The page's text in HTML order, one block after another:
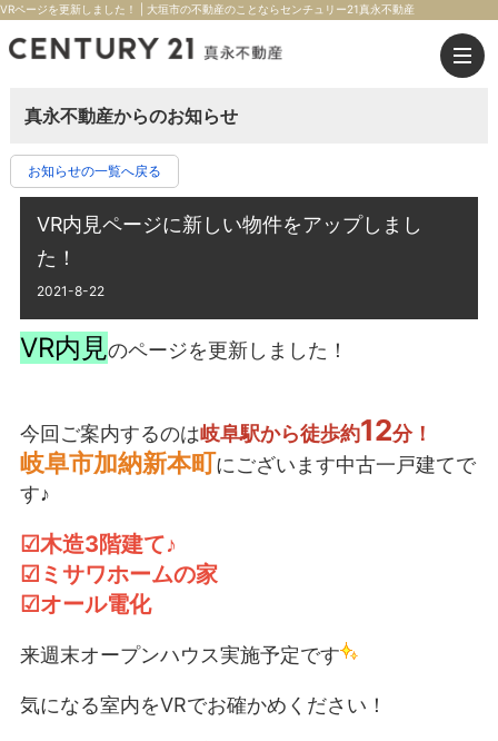
VRページを更新しました！ | 大垣市の不動産のことならセンチュリー21真永不動産
真永不動産からのお知らせ
お知らせの一覧へ戻る
VR内見ページに新しい物件をアップしまし
た！
2021-8-22
VR内見のページを更新しました！
今回ご案内するのは岐阜駅から徒歩約12分！
岐阜市加納新本町にございます中古一戸建てで
す♪
☑木造3階建て♪
☑ミサワホームの家
☑オール電化
来週末オープンハウス実施予定です
気になる室内をVRでお確かめください！